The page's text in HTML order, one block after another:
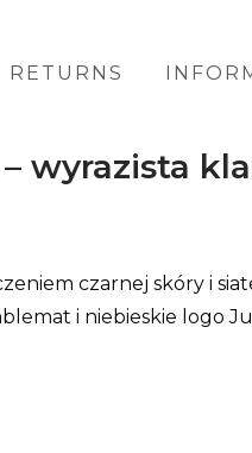
wyrazista
czarnej skóry i
i niebieskie logo